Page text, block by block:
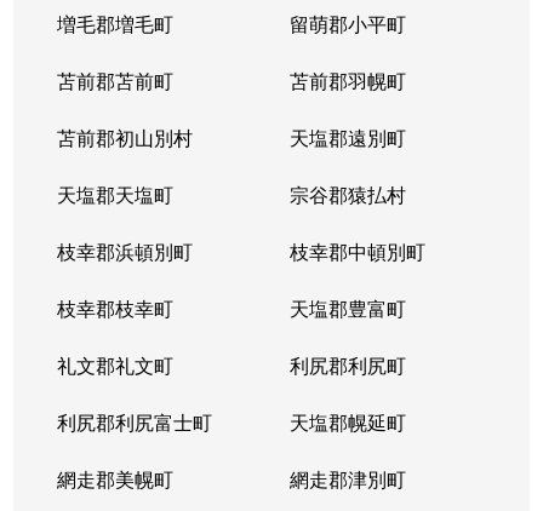
増毛郡増毛町 留萌郡小平町
苫前郡苫前町 苫前郡羽幌町
苫前郡初山別村 天塩郡遠別町
天塩郡天塩町 宗谷郡猿払村
枝幸郡浜頓別町 枝幸郡中頓別町
枝幸郡枝幸町 天塩郡豊富町
礼文郡礼文町 利尻郡利尻町
利尻郡利尻富士町 天塩郡幌延町
網走郡美幌町 網走郡津別町